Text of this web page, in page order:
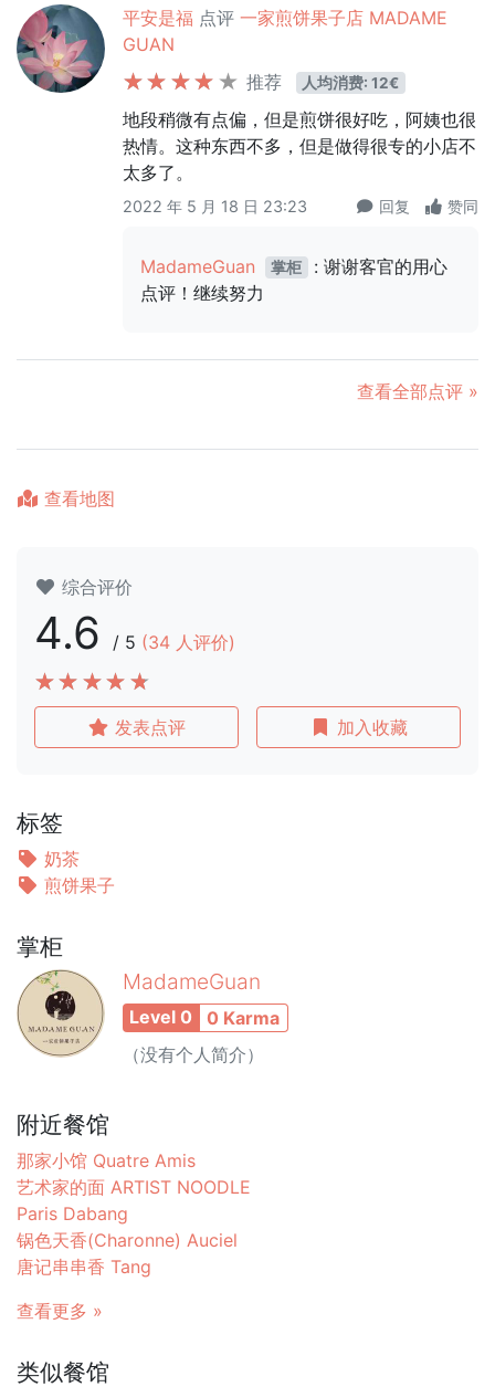
平安是福 点评 一家煎饼果子店 MADAME
GUAN
推荐
人均消费: 12€
地段稍微有点偏，但是煎饼很好吃，阿姨也很
热情。这种东西不多，但是做得很专的小店不
太多了。
2022 年 5 月 18 日 23:23 回复 赞同
MadameGuan 掌柜
: 谢谢客官的用心
点评！继续努力
查看全部点评 »
查看地图
综合评价
4.6 / 5 (34 人评价)
发表点评 加入收藏
标签
奶茶
煎饼果子
掌柜
MadameGuan
Level 0
0 Karma
（没有个人简介）
附近餐馆
那家小馆 Quatre Amis
艺术家的面 ARTIST NOODLE
Paris Dabang
锅色天香(Charonne) Auciel
唐记串串香 Tang
查看更多 »
类似餐馆